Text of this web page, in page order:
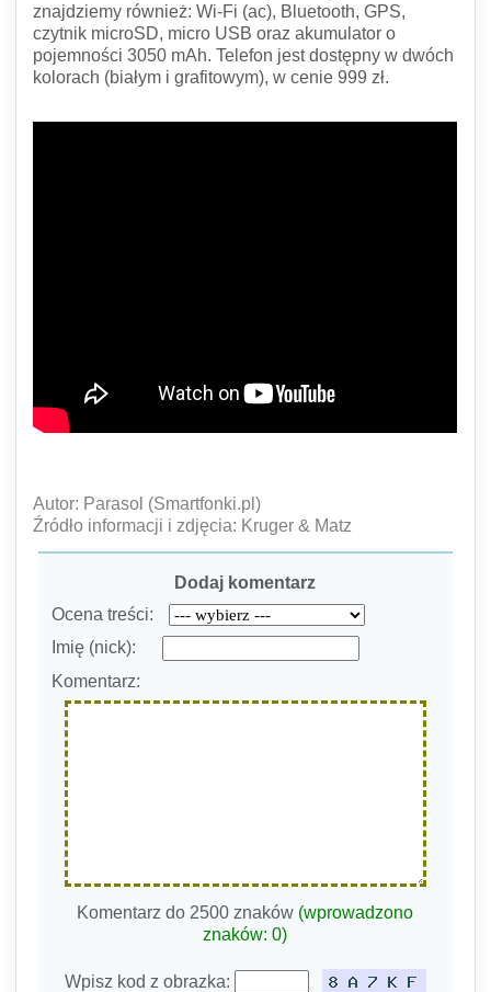
znajdziemy również: Wi-Fi (ac), Bluetooth, GPS,
czytnik microSD, micro USB oraz akumulator o
pojemności 3050 mAh. Telefon jest dostępny w dwóch
kolorach (białym i grafitowym), w cenie 999 zł.
Autor: Parasol (Smartfonki.pl)
Źródło informacji i zdjęcia: Kruger & Matz
Dodaj komentarz
Ocena treści:
Imię (nick):
Komentarz:
Komentarz do 2500 znaków (wprowadzono
znaków:0)
Wpisz kod z obrazka: